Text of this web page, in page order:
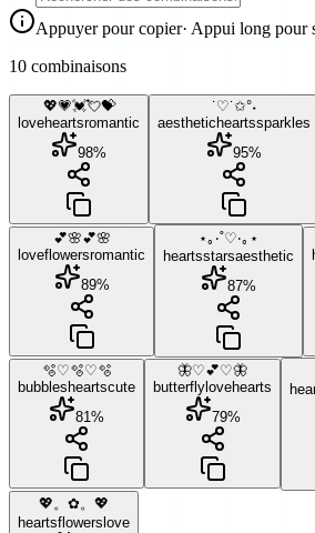
Appuyer pour copier· Appui long pour
10 combinaisons
💖💗💓💘💝
loveheartsromantic
98%
˙♡˙✩°˖
aesthetic heartssparkles
95%
💕🌸💕🌸
loveflowersromantic
89%
⋆｡‧˚♡‧｡⋆
heartsstarsaesthetic
87%
🫧♡🫧♡🫧
bubbles heartscute
81%
🦋♡💕♡🦋
butterfly lovehearts
79%
💖。✿。💖
heartsflowers love